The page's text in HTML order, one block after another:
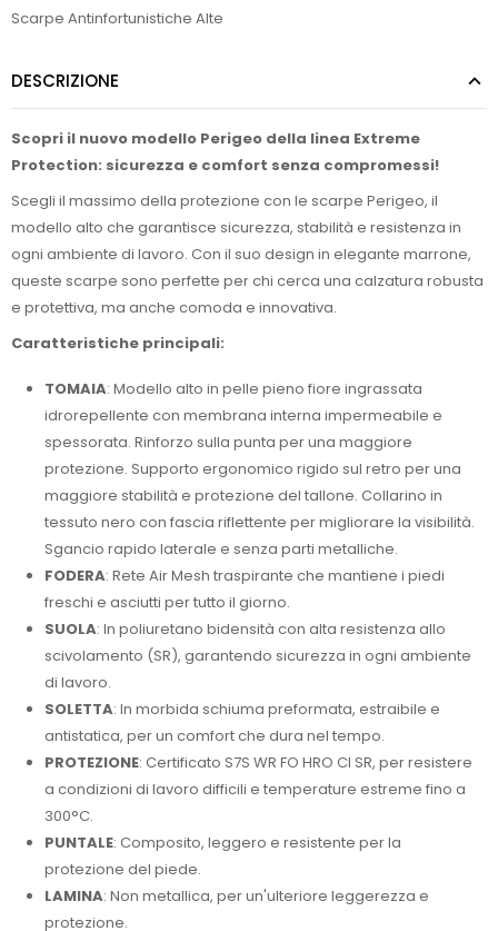
Scarpe Antinfortunistiche Alte
DESCRIZIONE
Scopri il nuovo modello Perigeo della linea Extreme
Protection: sicurezza e comfort senza compromessi!
Scegli il massimo della protezione con le scarpe Perigeo, il
modello alto che garantisce sicurezza, stabilità e resistenza in
ogni ambiente di lavoro. Con il suo design in elegante marrone,
queste scarpe sono perfette per chi cerca una calzatura robusta
e protettiva, ma anche comoda e innovativa.
Caratteristiche principali:
TOMAIA: Modello alto in pelle pieno fiore ingrassata
idrorepellente con membrana interna impermeabile e
spessorata. Rinforzo sulla punta per una maggiore
protezione. Supporto ergonomico rigido sul retro per una
maggiore stabilità e protezione del tallone. Collarino in
tessuto nero con fascia riflettente per migliorare la visibilità.
Sgancio rapido laterale e senza parti metalliche.
FODERA: Rete Air Mesh traspirante che mantiene i piedi
freschi e asciutti per tutto il giorno.
SUOLA: In poliuretano bidensità con alta resistenza allo
scivolamento (SR), garantendo sicurezza in ogni ambiente
di lavoro.
SOLETTA: In morbida schiuma preformata, estraibile e
antistatica, per un comfort che dura nel tempo.
PROTEZIONE: Certificato S7S WR FO HRO CI SR, per resistere
a condizioni di lavoro difficili e temperature estreme fino a
300°C.
PUNTALE: Composito, leggero e resistente per la
protezione del piede.
LAMINA: Non metallica, per un'ulteriore leggerezza e
protezione.